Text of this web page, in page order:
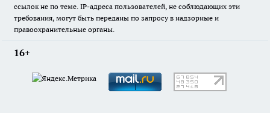
ссылок не по теме. IP-адреса пользователей, не соблюдающих эти
требования, могут быть переданы по запросу в надзорные и
правоохранительные органы.
16+